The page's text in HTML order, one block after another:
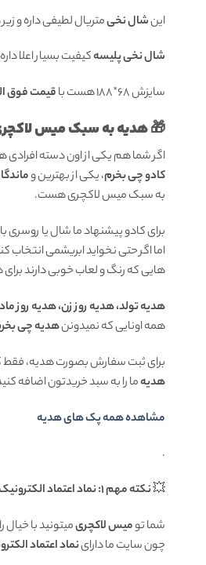
اینشال نخیمتریال لطیفی داره و
شال نخی پلیسهکیفیت بسیار اعلا
سایزش 68*188 هست با
قیمت فوق
🎁 هدیه به سبک میس
اگر شما هم یکی از اون دسته
کادو چی بخرم، یکی از بهترین و
به سبک میس لاکچری هست.
برای کادو پیشنهاد ما شال یا
اما اگر حتی نخواید ابریشمی انتخاب
هایی که رنگ و لعاب خوبی دارند
هدیه تولد، هدیه روز زن، هدیه روز
همه اونایی که نمیدوننهدیه چی
برای ثبت سفارش بصورت هدیه، فقط
هدیهما را به سبد خریدتون اضافه
مشاهده همه پک های هدیه
.
💥نکته مهم 1: نماد اعتماد الکترونیک
شما تومیس لاکچریمیتونید با
چون سایت ما داراینماد اعتماد